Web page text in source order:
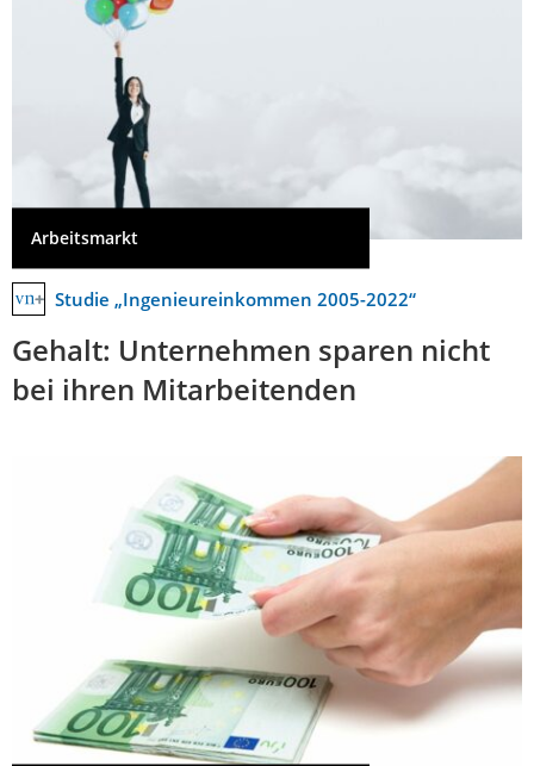
Arbeitsmarkt
Studie „Ingenieureinkommen 2005-2022“
Gehalt: Unternehmen sparen nicht
bei ihren Mitarbeitenden